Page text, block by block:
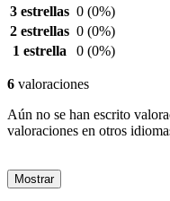
3 estrellas 0 (0%)
2 estrellas 0 (0%)
1 estrella
0 (0%)
6 valoraciones
Aún no se han escrito
valoraciones en otros
Mostrar